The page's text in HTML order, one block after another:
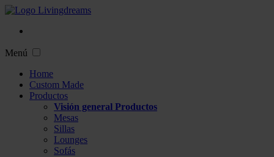
Menú
Home
Custom Made
Productos
Visión general Productos
Mesas
Sillas
Lounges
Sofás